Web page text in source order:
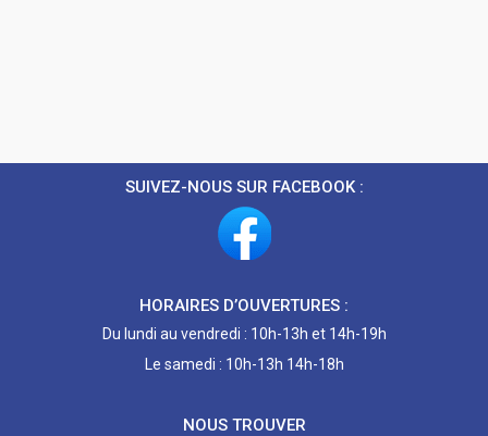
SUIVEZ-NOUS SUR FACEBOOK :
HORAIRES D’OUVERTURES :
Du lundi au vendredi : 10h-13h et 14h-19h
Le samedi : 10h-13h 14h-18h
NOUS TROUVER